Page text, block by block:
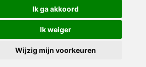
Ik ga akkoord
Ik weiger
Wijzig mijn voorkeuren